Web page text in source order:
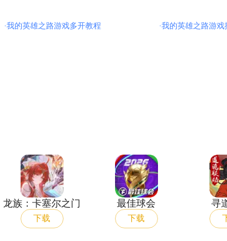
·我的英雄之路游戏多开教程 ·我的英雄之路游戏
龙族：卡塞尔之门
龙族：卡塞尔之门
下载
最佳球会
最佳球会
下载
寻